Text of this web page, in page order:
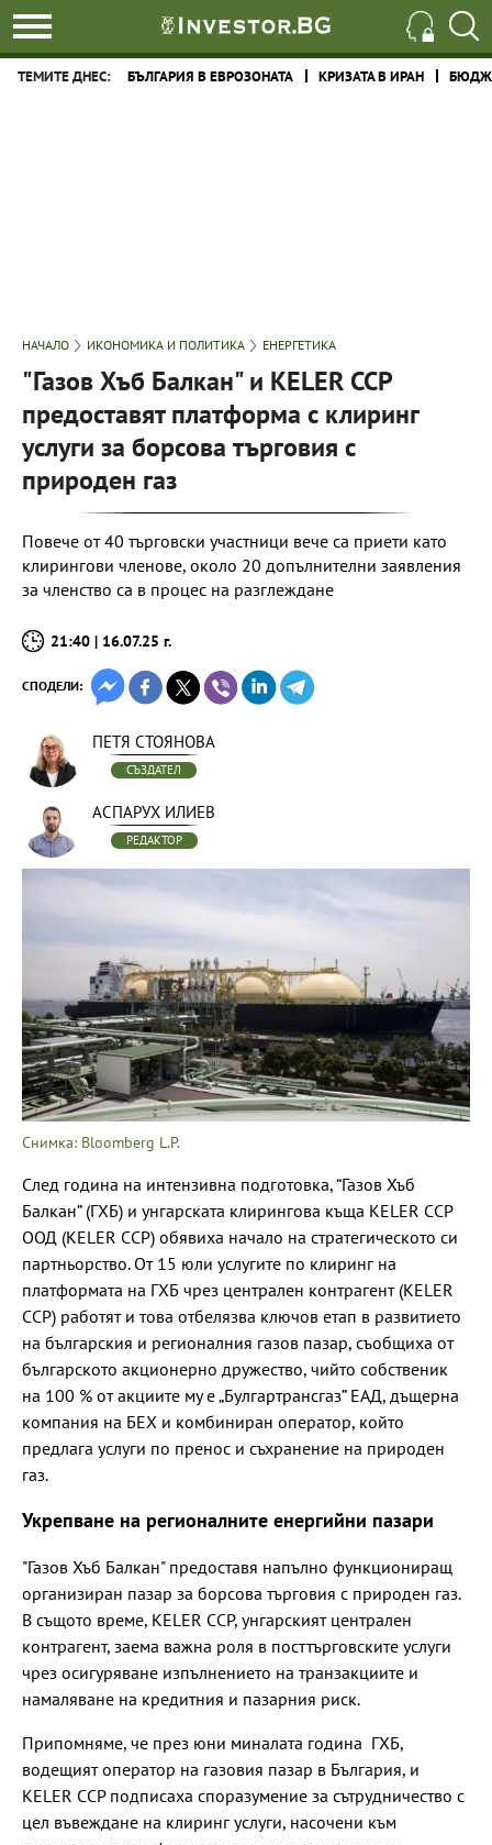
ТЕМИТЕ ДНЕС: БЪЛГАРИЯ В ЕВРОЗОНАТА КРИЗАТА В ИРАН
НАЧАЛО ИКОНОМИКА И ПОЛИТИКА ЕНЕРГЕТИКА
"Газов Хъб Балкан" и KELER CCP
предоставят платформа с клиринг
услуги за борсова търговия с
природен газ
Повече от 40 търговски участници вече са приети като
клирингови членове, около 20 допълнителни заявления
за членство са в процес на разглеждане
21:40 | 16.07.25 г.
СПОДЕЛИ:
ПЕТЯ СТОЯНОВА
СЪЗДАТЕЛ
АСПАРУХ ИЛИЕВ
РЕДАКТОР
Снимка: Bloomberg L.P.
След година на интензивна подготовка, “Газов Хъб
Балкан” (ГХБ) и унгарската клирингова къща KELER CCP
ООД (KELER CCP) обявиха начало на стратегическото си
партньорство. От 15 юли услугите по клиринг на
платформата на ГХБ чрез централен контрагент (KELER
CCP) работят и това отбелязва ключов етап в развитието
на българския и регионалния газов пазар, съобщиха от
българското акционерно дружество, чийто собственик
на 100 % от акциите му е „Булгартрансгаз” ЕАД, дъщерна
компания на БЕХ и комбиниран оператор, който
предлага услуги по пренос и съхранение на природен
газ.
Укрепване на регионалните енергийни пазари
"Газов Хъб Балкан" предоставя напълно функциониращ
организиран пазар за борсова търговия с природен газ.
В същото време, KELER CCP, унгарският централен
контрагент, заема важна роля в посттърговските услуги
чрез осигуряване изпълнението на транзакциите и
намаляване на кредитния и пазарния риск.
Припомняме, че през юни миналата година ГХБ,
водещият оператор на газовия пазар в България, и
KELER CCP подписаха споразумение за сътрудничество с
цел въвеждане на клиринг услуги, насочени към